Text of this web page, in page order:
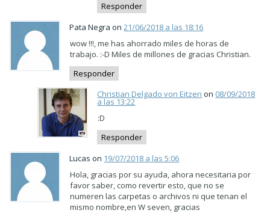
Responder
Pata Negra on21/06/2018 a las 18:16
wow !!!, me has ahorrado miles de horas de
trabajo. :-D Miles de millones de gracias Christian.
Responder
Christian Delgado von Eitzen on 08/09/2018
a las 13:22
:D
Responder
Lucas on 19/07/2018 a las 5:06
Hola, gracias por su ayuda, ahora necesitaria por
favor saber, como revertir esto, que no se
numeren las carpetas o archivos ni que tenan el
mismo nombre,en W seven, gracias